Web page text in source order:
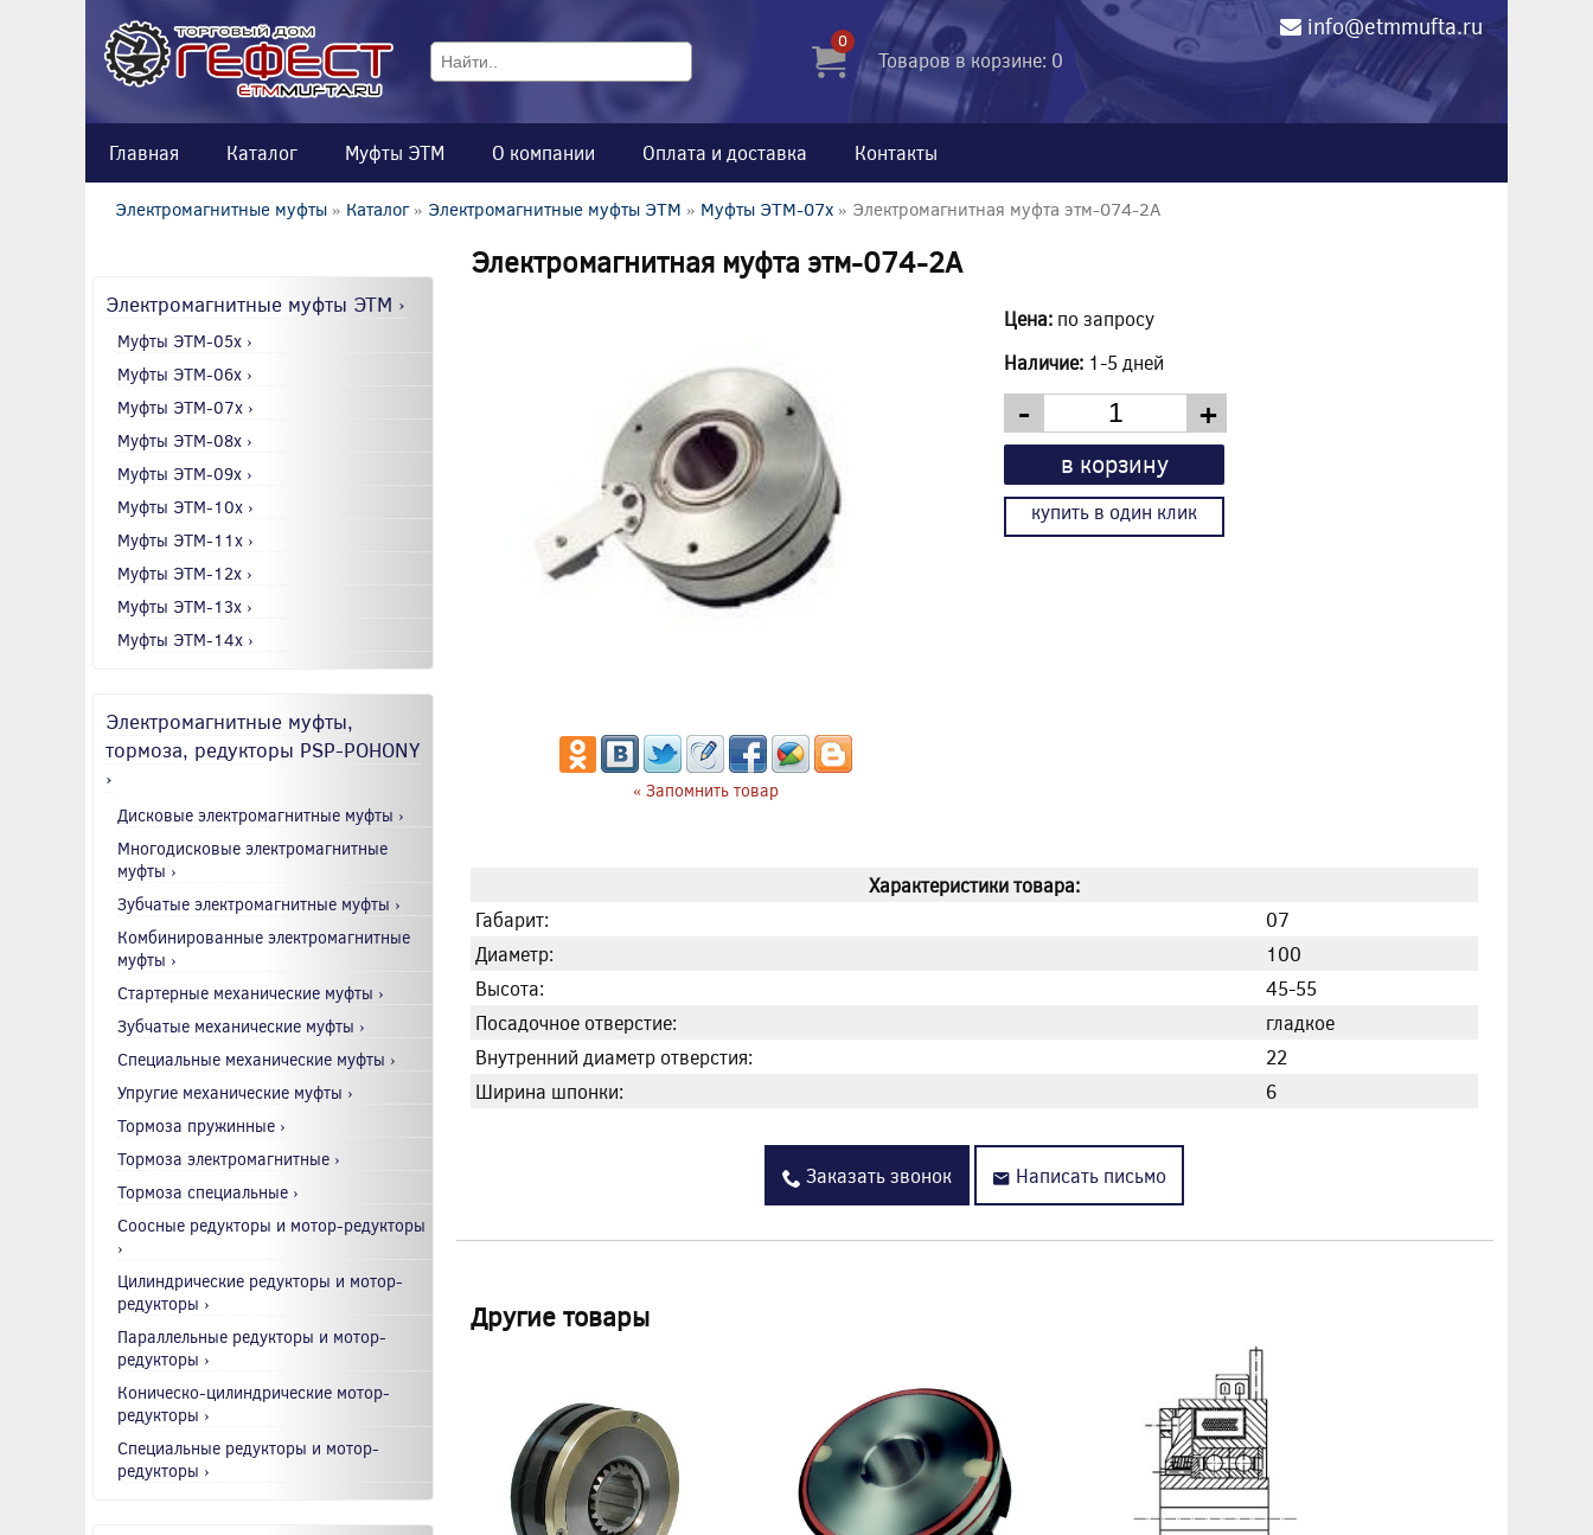
info@etmmufta.ru
0
Товаров в корзине: 0
Главная Каталог Муфты ЭТМ О компании Оплата и доставка Контакты
Электромагнитные муфты » Каталог» Электромагнитные муфты ЭТМ » Муфты ЭТМ-07x » Электромагнитная муфта этм-074-2А
Электромагнитные муфты ЭТМ ›
Муфты ЭТМ-05x ›
Муфты ЭТМ-06x ›
Муфты ЭТМ-07x ›
Муфты ЭТМ-08x ›
Муфты ЭТМ-09x ›
Муфты ЭТМ-10x ›
Муфты ЭТМ-11x ›
Муфты ЭТМ-12x ›
Муфты ЭТМ-13x ›
Муфты ЭТМ-14x ›
Электромагнитные муфты,
тормоза, редукторы PSP-POHONY
›
Дисковые электромагнитные муфты ›
Многодисковые электромагнитные
муфты ›
Зубчатые электромагнитные муфты ›
Комбинированные электромагнитные
муфты ›
Стартерные механические муфты ›
Зубчатые механические муфты ›
Специальные механические муфты ›
Упругие механические муфты ›
Тормоза пружинные ›
Тормоза электромагнитные ›
Тормоза специальные ›
Соосные редукторы и мотор-редукторы
›
Цилиндрические редукторы и мотор-
редукторы ›
Параллельные редукторы и мотор-
редукторы ›
Коническо-цилиндрические мотор-
редукторы ›
Специальные редукторы и мотор-
редукторы ›
Электромагнитная муфта этм-074-2А
« Запомнить товар
Цена: по запросу
Наличие: 1-5 дней
- +
в корзину
купить в один клик
Характеристики товара:
Габарит:
07
Диаметр:
100
Высота:
45-55
Посадочное отверстие:
гладкое
Внутренний диаметр отверстия:
22
Ширина шпонки:
6
Заказать звонок Написать письмо
Другие товары